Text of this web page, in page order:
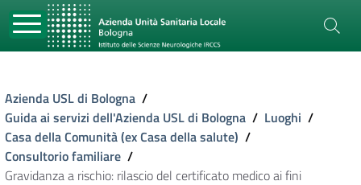
Azienda USL di Bologna /
Guida ai servizi dell'Azienda USL di Bologna / Luoghi /
Casa della Comunità (ex Casa della salute) /
Consultorio familiare /
Gravidanza a rischio: rilascio del certificato medico ai fini